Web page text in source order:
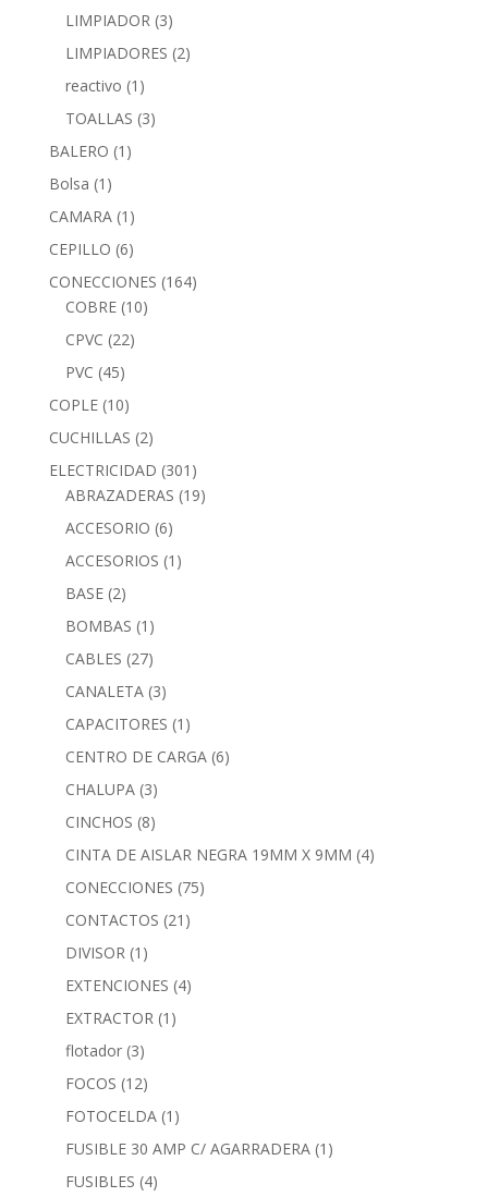
LIMPIADOR (3)
LIMPIADORES (2)
reactivo (1)
TOALLAS (3)
BALERO (1)
Bolsa (1)
CAMARA (1)
CEPILLO (6)
CONECCIONES (164)
COBRE (10)
CPVC (22)
PVC (45)
COPLE (10)
CUCHILLAS (2)
ELECTRICIDAD (301)
ABRAZADERAS (19)
ACCESORIO (6)
ACCESORIOS (1)
BASE (2)
BOMBAS (1)
CABLES (27)
CANALETA (3)
CAPACITORES (1)
CENTRO DE CARGA (6)
CHALUPA (3)
CINCHOS (8)
CINTA DE AISLAR NEGRA 19MM X 9MM (4)
CONECCIONES (75)
CONTACTOS (21)
DIVISOR (1)
EXTENCIONES (4)
EXTRACTOR (1)
flotador (3)
FOCOS (12)
FOTOCELDA (1)
FUSIBLE 30 AMP C/ AGARRADERA (1)
FUSIBLES (4)